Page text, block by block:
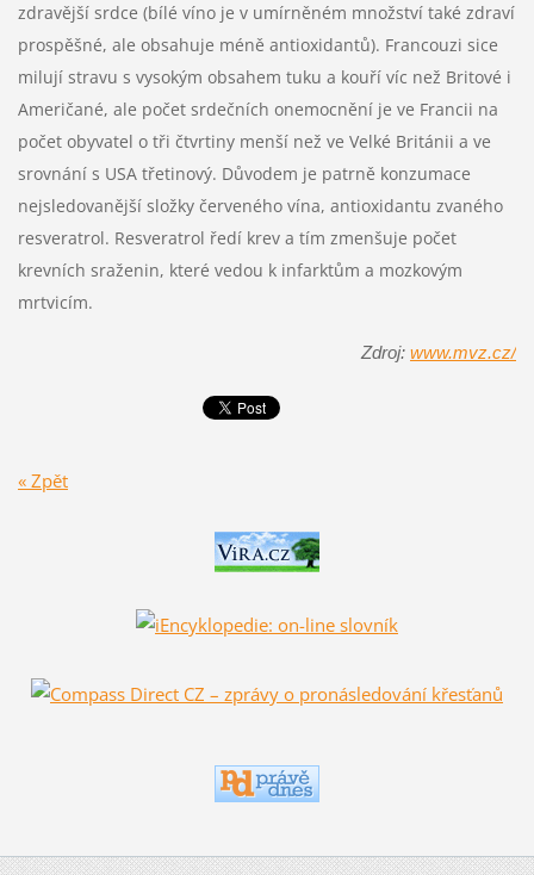
zdravější srdce (bílé víno je v umírněném množství také zdraví
prospěšné, ale obsahuje méně antioxidantů). Francouzi sice
milují stravu s vysokým obsahem tuku a kouří víc než Britové i
Američané, ale počet srdečních onemocnění je ve Francii na
počet obyvatel o tři čtvrtiny menší než ve Velké Británii a ve
srovnání s USA třetinový. Důvodem je patrně konzumace
nejsledovanější složky červeného vína, antioxidantu zvaného
resveratrol. Resveratrol ředí krev a tím zmenšuje počet
krevních sraženin, které vedou k infarktům a mozkovým
mrtvicím.
Zdroj:www.mvz.cz/
« Zpět